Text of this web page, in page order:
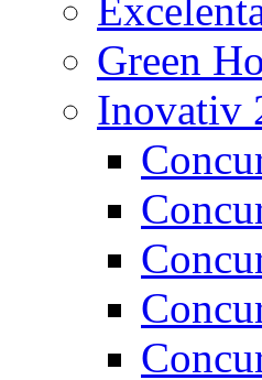
Green
Inovativ